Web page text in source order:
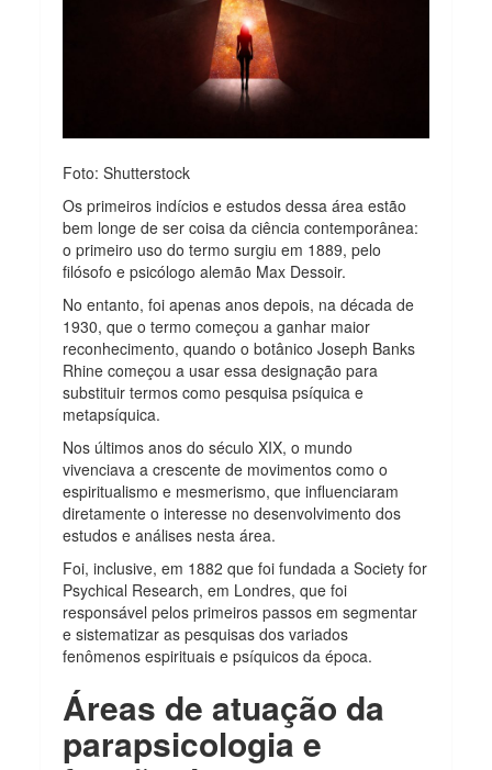
Foto: Shutterstock
Os primeiros indícios e estudos dessa área estão
bem longe de ser coisa da ciência contemporânea:
o primeiro uso do termo surgiu em 1889, pelo
filósofo e psicólogo alemão Max Dessoir.
No entanto, foi apenas anos depois, na década de
1930, que o termo começou a ganhar maior
reconhecimento, quando o botânico Joseph Banks
Rhine começou a usar essa designação para
substituir termos como pesquisa psíquica e
metapsíquica.
Nos últimos anos do século XIX, o mundo
vivenciava a crescente de movimentos como o
espiritualismo e mesmerismo, que influenciaram
diretamente o interesse no desenvolvimento dos
estudos e análises nesta área.
Foi, inclusive, em 1882 que foi fundada a Society for
Psychical Research, em Londres, que foi
responsável pelos primeiros passos em segmentar
e sistematizar as pesquisas dos variados
fenômenos espirituais e psíquicos da época.
Áreas de atuação da
parapsicologia e